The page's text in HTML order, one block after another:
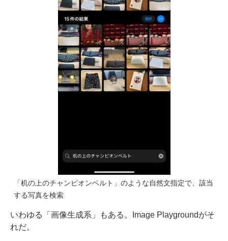
「机の上のチャンピオンベルト」のような自然文指定で、該当
する写真を検索
いわゆる「画像生成系」もある。Image Playgroundがそ
れだ。